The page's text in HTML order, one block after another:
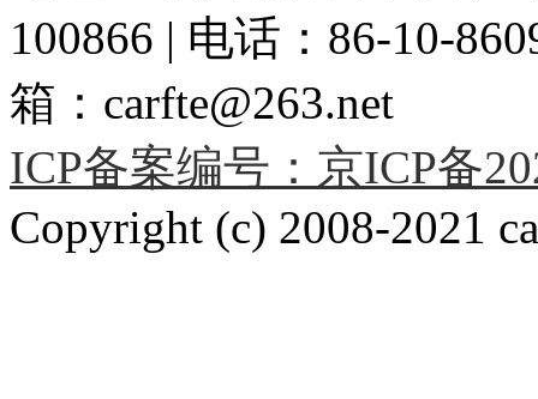
100866 | 电话：86-10-
箱：carfte@263.net
ICP备案编号：京ICP备
Copyright (c) 2008-2021